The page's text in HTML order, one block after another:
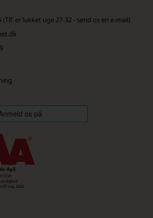
(Tlf. er lukket uge 27-32 - send os en e-mail)